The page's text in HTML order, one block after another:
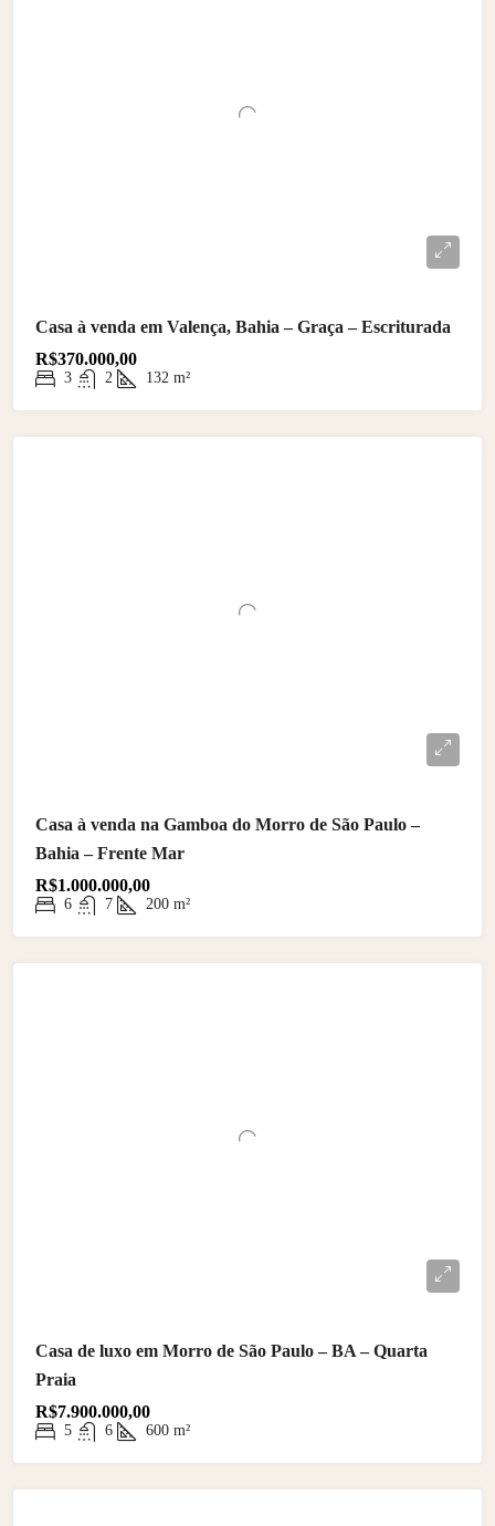
Casa à venda em Valença, Bahia – Graça – Escriturada
R$370.000,00
3 2 132 m²
Casa à venda na Gamboa do Morro de São Paulo –
Bahia – Frente Mar
R$1.000.000,00
6 7 200 m²
Casa de luxo em Morro de São Paulo – BA – Quarta
Praia
R$7.900.000,00
5 6 600 m²